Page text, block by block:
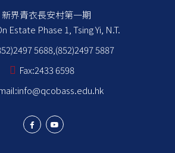
新界青衣長安村第一期
Estate Phase 1, Tsing Yi, N.T.
5688,(852)2497 5887
Fax:2433 6598
info@qcobass.edu.hk